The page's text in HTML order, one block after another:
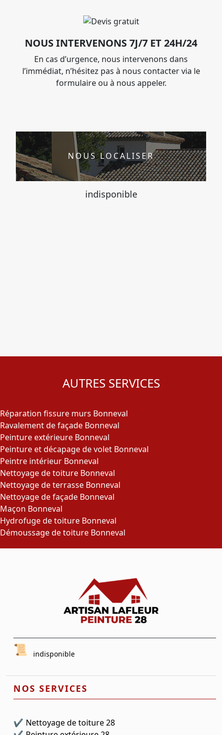
NOUS INTERVENONS 7J/7 ET 24H/24
En cas d’urgence, nous intervenons dans
l’immédiat, n’hésitez pas à nous contacter via le
formulaire ou à nous appeler.
NOUS LOCALISER
indisponible
AUTRES SERVICES
Réparation fissure murs Bonneval
Ravalement de façade Bonneval
Peinture extérieure Bonneval
Peinture et décapage de volet Bonneval
Peintre intérieur Bonneval
Nettoyage de toiture Bonneval
Nettoyage de terrasse Bonneval
Nettoyage de façade Bonneval
Maçon Bonneval
Hydrofuge de toiture Bonneval
Démoussage de toiture Bonneval
indisponible
NOS SERVICES
Nettoyage de toiture 28